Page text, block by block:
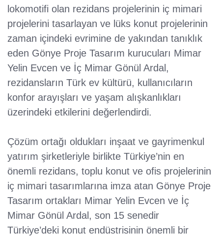
lokomotifi olan rezidans projelerinin iç mimari
projelerini tasarlayan ve lüks konut projelerinin
zaman içindeki evrimine de yakından tanıklık
eden Gönye Proje Tasarım kurucuları Mimar
Yelin Evcen ve İç Mimar Gönül Ardal,
rezidansların Türk ev kültürü, kullanıcıların
konfor arayışları ve yaşam alışkanlıkları
üzerindeki etkilerini değerlendirdi.
Çözüm ortağı oldukları inşaat ve gayrimenkul
yatırım şirketleriyle birlikte Türkiye’nin en
önemli rezidans, toplu konut ve ofis projelerinin
iç mimari tasarımlarına imza atan Gönye Proje
Tasarım ortakları Mimar Yelin Evcen ve İç
Mimar Gönül Ardal, son 15 senedir
Türkiye’deki konut endüstrisinin önemli bir